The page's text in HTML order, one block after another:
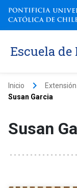
Escuela
Inicio keyboard_arrow_right
Susan Garcia
Susan